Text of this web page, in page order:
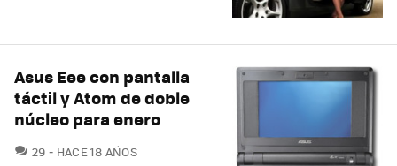
Asus Eee con pantalla
táctil y Atom de doble
núcleo para enero
29 COMENTARIOS
HACE 18 AÑOS